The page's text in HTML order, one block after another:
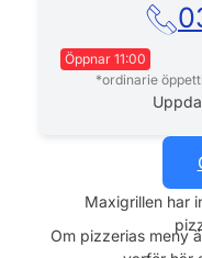
Öppnar 11:00
Måndag
Onsdag
Torsdag
Fredag
Lördag
*ordinarie
Maxigrillen har
Om pizzerias meny